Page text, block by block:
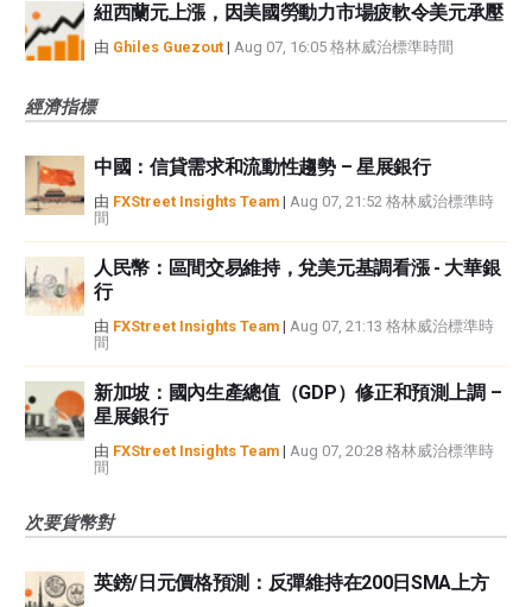
紐西蘭元上漲，因美國勞動力市場疲軟令美元承壓
由 Ghiles Guezout | Aug 07, 16:05 格林威治標準時間
經濟指標
中國：信貸需求和流動性趨勢 – 星展銀行
由 FXStreet Insights Team | Aug 07, 21:52 格林威治標準時
間
人民幣：區間交易維持，兌美元基調看漲 - 大華銀
行
由 FXStreet Insights Team | Aug 07, 21:13 格林威治標準時
間
新加坡：國內生產總值（GDP）修正和預測上調 –
星展銀行
由 FXStreet Insights Team | Aug 07, 20:28 格林威治標準時
間
次要貨幣對
英鎊/日元價格預測：反彈維持在200日SMA上方